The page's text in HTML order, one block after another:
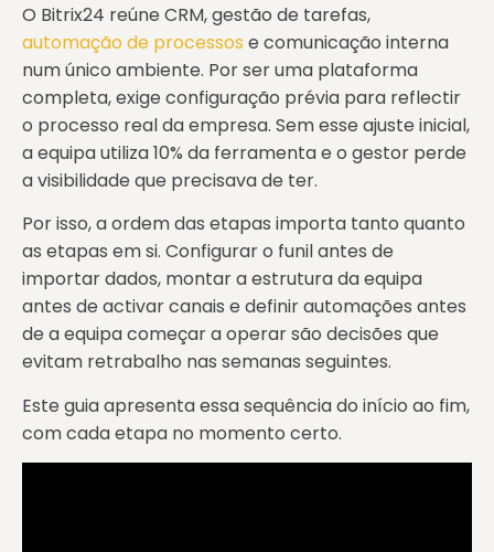
O Bitrix24 reúne CRM, gestão de tarefas,
automação de processos e comunicação interna
num único ambiente. Por ser uma plataforma
completa, exige configuração prévia para reflectir
o processo real da empresa. Sem esse ajuste inicial,
a equipa utiliza 10% da ferramenta e o gestor perde
a visibilidade que precisava de ter.
Por isso, a ordem das etapas importa tanto quanto
as etapas em si. Configurar o funil antes de
importar dados, montar a estrutura da equipa
antes de activar canais e definir automações antes
de a equipa começar a operar são decisões que
evitam retrabalho nas semanas seguintes.
Este guia apresenta essa sequência do início ao fim,
com cada etapa no momento certo.